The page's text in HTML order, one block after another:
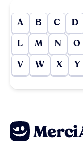
A B C D
L M N O
V W X Y